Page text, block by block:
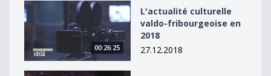
L&#039;actualité culturelle valdo-fribourgeoise en
00:26:25
L'actualité culturelle
valdo-fribourgeoise en
2018
27.12.2018